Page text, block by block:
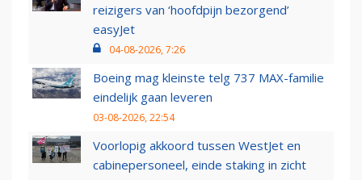
reizigers van ‘hoofdpijn bezorgend’
easyJet
04-08-2026, 7:26
Boeing mag kleinste telg 737 MAX-familie
eindelijk gaan leveren
03-08-2026, 22:54
Voorlopig akkoord tussen WestJet en
cabinepersoneel, einde staking in zicht